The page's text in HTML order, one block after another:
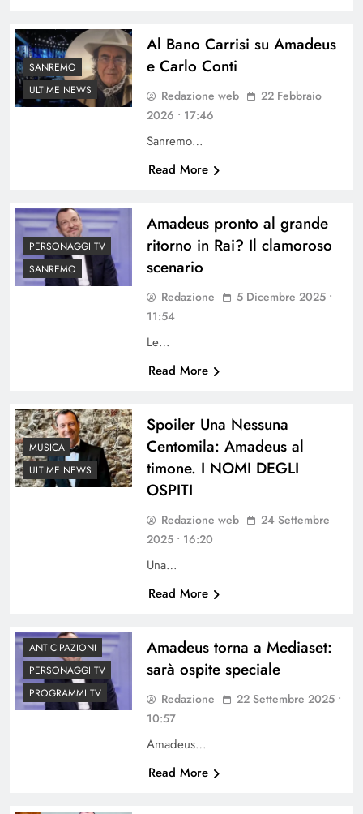
SANREMO
ULTIME NEWS
Al Bano Carrisi su Amadeus
e Carlo Conti
Redazione web
22 Febbraio
2026 • 17:46
Sanremo…
Read More
PERSONAGGI TV
SANREMO
Amadeus pronto al grande
ritorno in Rai? Il clamoroso
scenario
Redazione
5 Dicembre 2025 •
11:54
Le…
Read More
MUSICA
ULTIME NEWS
Spoiler Una Nessuna
Centomila: Amadeus al
timone. I NOMI DEGLI
OSPITI
Redazione web
24 Settembre
2025 • 16:20
Una…
Read More
ANTICIPAZIONI
PERSONAGGI TV
PROGRAMMI TV
Amadeus torna a Mediaset:
sarà ospite speciale
Redazione
22 Settembre 2025 •
10:57
Amadeus…
Read More